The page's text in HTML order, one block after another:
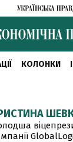
КОЛОНКИ